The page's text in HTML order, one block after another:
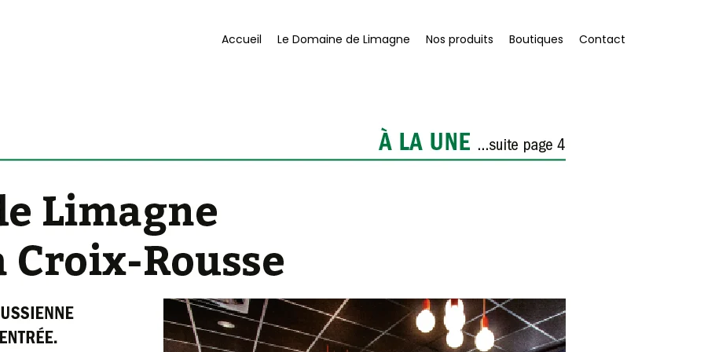
Accueil Le Domaine de Limagne Nos produits Boutiques Contact